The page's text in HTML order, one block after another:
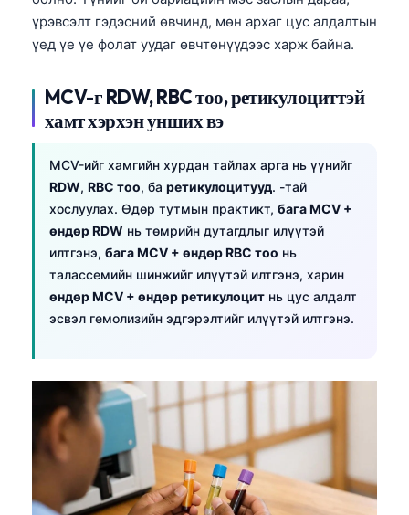
үрэвсэлт гэдэсний өвчинд, мөн архаг цус алдалтын
үед үе үе фолат уудаг өвчтөнүүдээс харж байна.
MCV-г RDW, RBC тоо, ретикулоциттэй
хамт хэрхэн унших вэ
MCV-ийг хамгийн хурдан тайлах арга нь үүнийг
RDW, RBC тоо, ба ретикулоцитууд. -тай
хослуулах. Өдөр тутмын практикт, бага MCV +
өндөр RDW нь төмрийн дутагдлыг илүүтэй
илтгэнэ, бага MCV + өндөр RBC тоо нь
талассемийн шинжийг илүүтэй илтгэнэ, харин
өндөр MCV + өндөр ретикулоцит нь цус алдалт
эсвэл гемолизийн эдгэрэлтийг илүүтэй илтгэнэ.
Српски језик
Svenska
Bosanski
Azərbaycan dili
Eesti
Čeština
ქართული
Русский
Lietuvių kalba
Polski
한국어
বাংলা
اردو